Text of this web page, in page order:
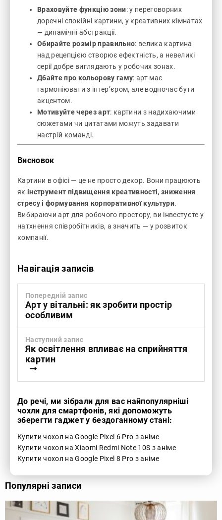
Враховуйте функцію зони: у переговорних
доречні спокійні картини, у креативних кімнатах
— динамічні абстракції.
Обирайте розмір правильно: велика картина
над рецепцією створює ефектність, а невеликі
серії добре виглядають у робочих зонах.
Дбайте про кольорову гаму: арт має
гармоніювати з інтер’єром, але водночас бути
акцентом.
Мотивуйте через арт: картини з надихаючими
сюжетами чи цитатами можуть задавати
настрій команді.
Висновок
Картини в офісі — це не просто декор. Вони працюють
як інструмент підвищення креативності, зниження
стресу і формування корпоративної культури.
Вибираючи арт для робочого простору, ви інвестуєте у
натхнення співробітників, а значить — у розвиток
компанії.
Навігація записів
Попередній запис
Арт у вітальні: як зробити простір
особливим
Наступний запис
Як освітлення впливає на сприйняття
картин
До речі, ми зібрали для вас найпопулярніші
чохли для смартфонів, які допоможуть
зберегти гаджет у бездоганному стані:
Купити чохол на Google Pixel 6 Pro з аніме
Купити чохол на Xiaomi Redmi Note 10S з аніме
Купити чохол на Google Pixel 8 Pro з аніме
Популярні записи